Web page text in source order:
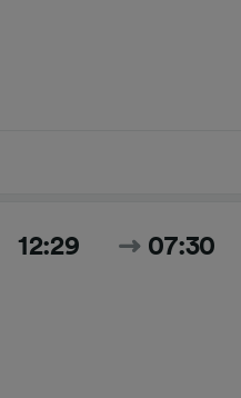
12:29 07:30